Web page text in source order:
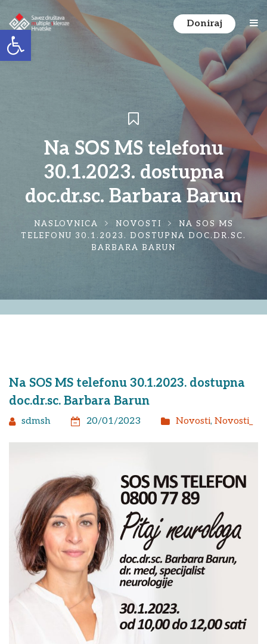
Open toolbar
Doniraj
Na SOS MS telefonu
30.1.2023. dostupna
doc.dr.sc. Barbara Barun
NASLOVNICA NOVOSTI
NA SOS MS
TELEFONU 30.1.2023. DOSTUPNA DOC.DR.SC.
BARBARA BARUN
Na SOS MS telefonu 30.1.2023. dostupna
doc.dr.sc. Barbara Barun
sdmsh 20/01/2023 Novosti, Novosti_